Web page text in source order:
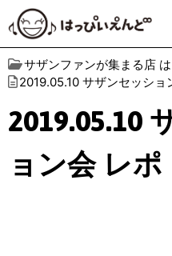
サザンファンが集まる店
2019.05.10 サザンセッショ
2019.05.10
ョン会 レポ